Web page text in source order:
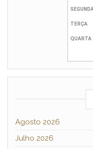
Agosto 2026
Julho 2026